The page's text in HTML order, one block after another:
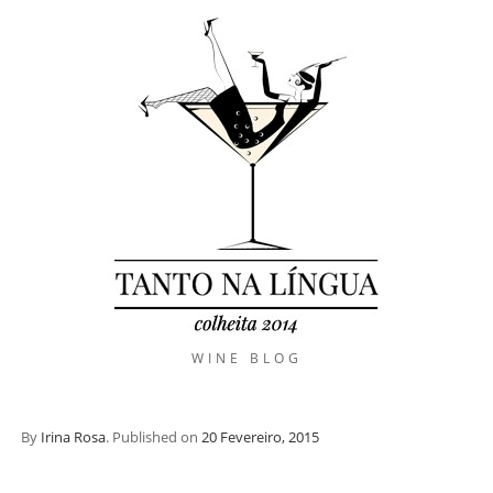
WINE BLOG
By Irina Rosa. Published on 20 Fevereiro, 2015